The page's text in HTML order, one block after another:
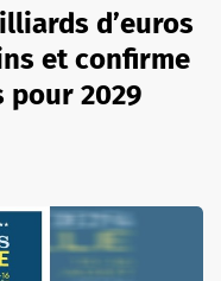
d’euros
et confirme
pour 2029